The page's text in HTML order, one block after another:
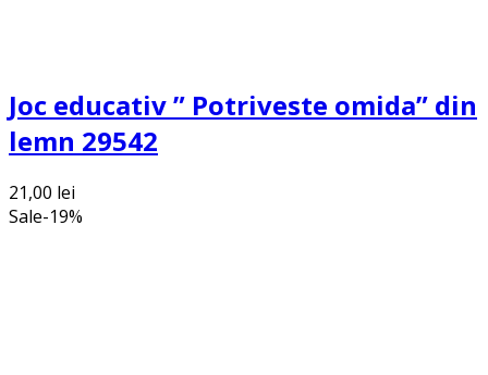
Joc educativ ” Potriveste omida” din
lemn 29542
21,00 lei
Sale-19%